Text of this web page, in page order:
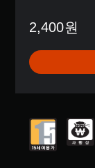
음
2,400원